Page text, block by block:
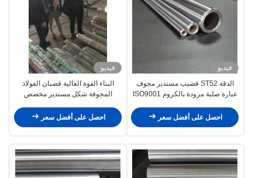
فيديو
الدقة ST52 قضيب مستدير مجوف
عبارة صلبة مزودة بالكروم ISO9001
احصل على أفضل سعر
فيديو
البناء القوة العالية قضبان الفولاذ
المجوفة شكل مستدير مخصص
احصل على أفضل سعر